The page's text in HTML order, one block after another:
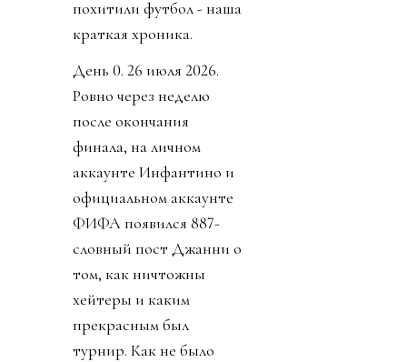
похитили футбол - наша
краткая хроника.
День 0. 26 июля 2026.
Ровно через неделю
после окончания
финала, на личном
аккаунте Инфантино и
официальном аккаунте
ФИФА появился 887-
словный пост Джанни о
том, как ничтожны
хейтеры и каким
прекрасным был
турнир. Как не было